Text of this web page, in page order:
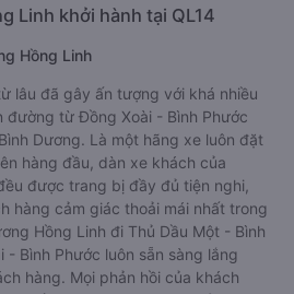
Linh khởi hành tại QL14
Hồng Linh
lâu đã gây ấn tượng với khá nhiều
đường từ Đồng Xoài - Bình Phước
Dương. Là một hãng xe luôn đặt
hàng đầu, dàn xe khách của
được trang bị đầy đủ tiện nghi,
hàng cảm giác thoải mái nhất trong
Hồng Linh đi Thủ Dầu Một - Bình
- Bình Phước luôn sẵn sàng lắng
hàng. Mọi phản hồi của khách